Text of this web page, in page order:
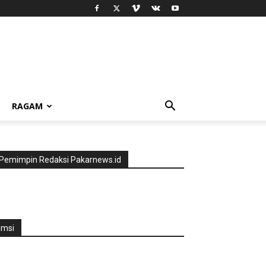
RAGAM
Pemimpin Redaksi Pakarnews.id